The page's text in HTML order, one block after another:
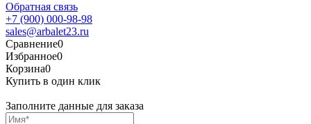
Обратная связь
+7 (900) 000-98-98
sales@arbalet23.ru
Сравнение0
Избранное0
Корзина0
Купить в один клик
Заполните данные для заказа